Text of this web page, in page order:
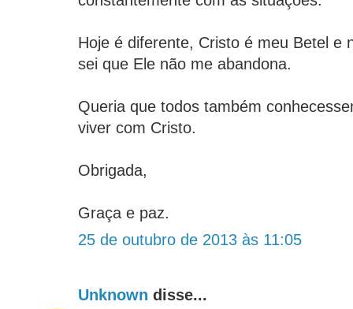
Hoje é diferente, Cristo é meu Betel e
sei que Ele não me abandona.
Queria que todos também
viver com Cristo.
Obrigada,
Graça e paz.
25 de outubro de 2013 às 11:05
Unknown disse...